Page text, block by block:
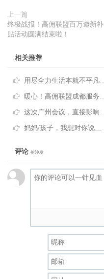
上一篇
终极战报！高佣联盟百万邀新补
贴活动圆满结束啦！
相关推荐
用尽全力生活本就不平凡—高佣联盟
暖心！高佣联盟成都服务中心为贫困老人送去关怀和温暖
这次广州会议，直接影响你下半年的整体收入！
妈妈/孩子，我想对你说_____
评论 抢沙发